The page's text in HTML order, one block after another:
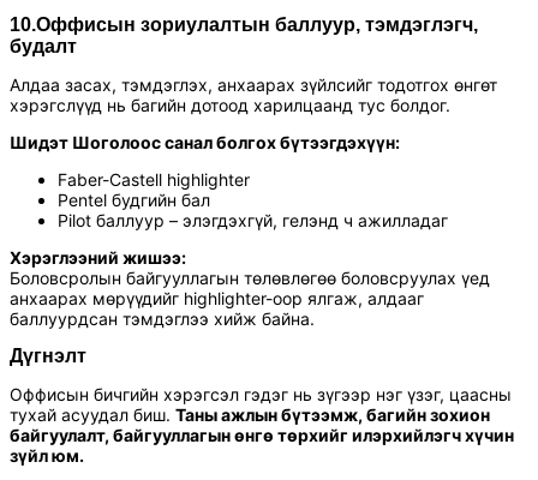
10.Оффисын зориулалтын баллуур, тэмдэглэгч,
будалт
Алдаа засах, тэмдэглэх, анхаарах зүйлсийг тодотгох өнгөт
хэрэгслүүд нь багийн дотоод харилцаанд тус болдог.
Шидэт Шоголоос санал болгох бүтээгдэхүүн:
Faber-Castell highlighter
Pentel будгийн бал
Pilot баллуур – элэгдэхгүй, гелэнд ч ажилладаг
Хэрэглээний жишээ:
Боловсролын байгууллагын төлөвлөгөө боловсруулах үед
анхаарах мөрүүдийг highlighter-оор ялгаж, алдааг
баллуурдсан тэмдэглээ хийж байна.
Дүгнэлт
Оффисын бичгийн хэрэгсэл гэдэг нь зүгээр нэг үзэг, цаасны
тухай асуудал биш. Таны ажлын бүтээмж, багийн зохион
байгуулалт, байгууллагын өнгө төрхийг илэрхийлэгч хүчин
зүйл юм.